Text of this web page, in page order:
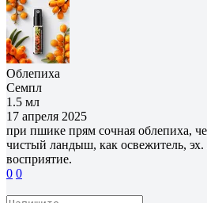
Облепиха
Семпл
1.5 мл
17 апреля 2025
при пшике прям сочная облепиха,
чистый ландыш, как освежитель,
восприятие.
0 0